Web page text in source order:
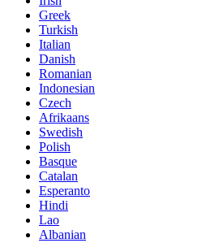
Greek
Turkish
Italian
Danish
Romanian
Indonesian
Czech
Afrikaans
Swedish
Polish
Basque
Catalan
Esperanto
Hindi
Lao
Albanian